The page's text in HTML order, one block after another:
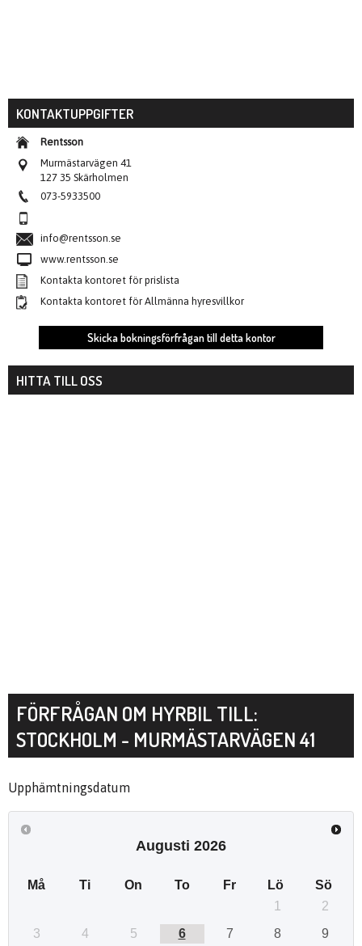
KONTAKTUPPGIFTER
Rentsson
Murmästarvägen 41
127 35 Skärholmen
073-5933500
info@rentsson.se
www.rentsson.se
Kontakta kontoret för prislista
Kontakta kontoret för Allmänna hyresvillkor
Skicka bokningsförfrågan till detta kontor
HITTA TILL OSS
FÖRFRÅGAN OM HYRBIL TILL:
STOCKHOLM - MURMÄSTARVÄGEN 41
Upphämtningsdatum
Augusti 2026
Må Ti On To Fr Lö
Sö
1
2
3
4 5 6 7 8 9